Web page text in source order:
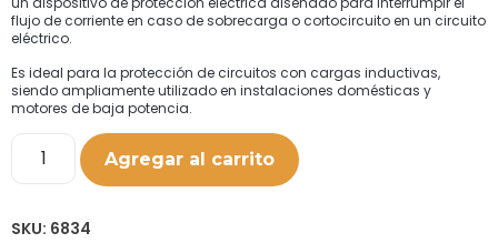
flujo de corriente en caso de sobrecarga o cortocircuito en un circuito
eléctrico.
Es ideal para la protección de circuitos con cargas inductivas,
siendo ampliamente utilizado en instalaciones domésticas y
motores de baja potencia.
Agregar al carrito
SKU: 6834